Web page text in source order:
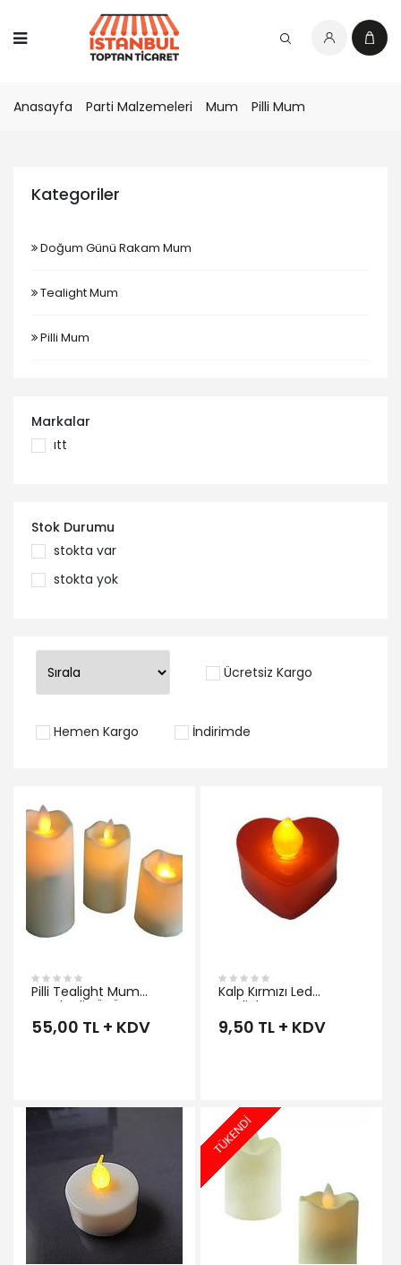
Anasayfa Parti Malzemeleri Mum Pilli Mum
Kategoriler
Doğum Günü Rakam Mum
Tealight Mum
Pilli Mum
Markalar
itt
Stok Durumu
stokta var
stokta yok
Ücretsiz Kargo
Hemen Kargo İndirimde
Pilli Tealight Mum
Hareketli BÜYÜK
55,00 TL + KDV
Kalp Kırmızı Led
Tealight Mum
9,50 TL + KDV
TÜKENDİ